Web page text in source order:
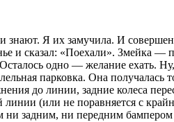
Я их замучила. И
и сказал: «Поехали». Змейка
одно — желание ехать.
парковка. Она получалась
до линии, задние колеса
линии (или не поравняется с
задним, ни передним